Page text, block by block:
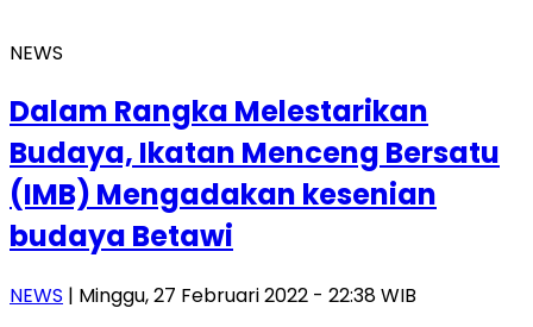
NEWS
Dalam Rangka Melestarikan
Budaya, Ikatan Menceng Bersatu
(IMB) Mengadakan kesenian
budaya Betawi
NEWS | Minggu, 27 Februari 2022 - 22:38 WIB